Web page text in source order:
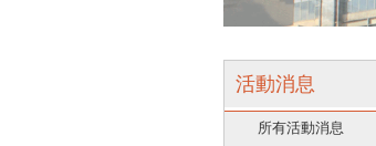
活動消息
所有活動消息